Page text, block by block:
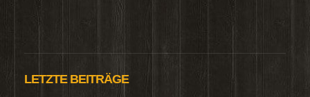
LETZTE BEITRÄGE